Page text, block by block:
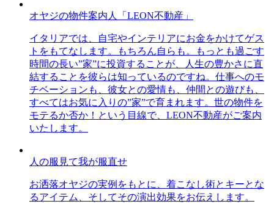
オヤジの物件案内人「LEON不動産」
イタリアでは、自宅やインテリアにお金をかけてゲス
トをもてなします。もちろん自らも。もっとも過ごす
時間の長い”家”に投資することが、人生の豊かさに直
結することを彼らは知っているのですね。仕事へのモ
チベーションも、彼女との愛情も、仲間との遊びも、
すべてはお気に入りの”家”で育まれます。世の物件を
モテるか否か！という目線で、LEON不動産がご案内
いたします。
人の服見て我が服直せ
お洒落オヤジの実例をもとに、着こなし術とキーとな
るアイテム、そしてその演出効果をお伝えします。